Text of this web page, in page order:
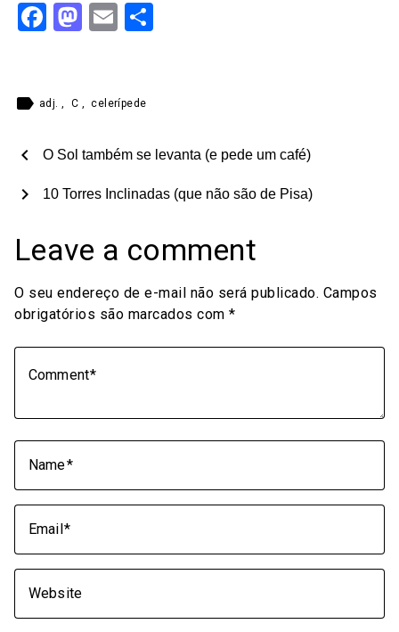
Facebook
Mastodon
Email
label adj. , C , celerípede
chevron_left O Sol também se levanta (e pede um café)
10 Torres Inclinadas (que não são de Pisa)
chevron_right
Leave a comment
O seu endereço de e-mail não será publicado. Campos
obrigatórios são marcados com *
Comment
Name
Email
Website